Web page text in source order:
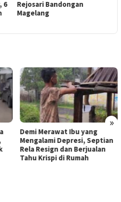
6
Rejosari Bandongan
Magelang
»
Demi Merawat Ibu yang
Mengalami Depresi, Septian
Rela Resign dan Berjualan
Tahu Krispi di Rumah